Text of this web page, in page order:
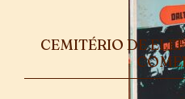
CEMITÉRIO DE